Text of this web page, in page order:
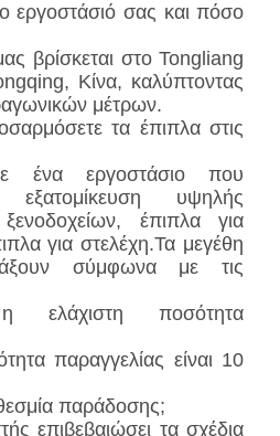
εργοστάσιό σας και πόσο
βρίσκεται στο Tongliang
Κίνα, καλύπτοντας
μέτρων.
τα έπιπλα στις
ένα εργοστάσιο που
εξατομίκευση υψηλής
έπιπλα για
για στελέχη.Τα μεγέθη
σύμφωνα με τις
ελάχιστη ποσότητα
παραγγελίας είναι 10
παράδοσης;
επιβεβαιώσει τα σχέδια